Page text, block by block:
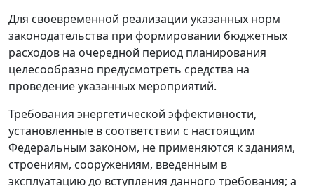
Для своевременной реализации указанных норм
законодательства при формировании бюджетных
расходов на очередной период планирования
целесообразно предусмотреть средства на
проведение указанных мероприятий.
Требования энергетической эффективности,
установленные в соответствии с настоящим
Федеральным законом, не применяются к зданиям,
строениям, сооружениям, введенным в
эксплуатацию до вступления данного требования; а